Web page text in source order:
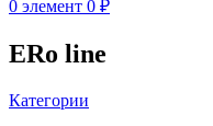
0 элемент 0 ₽
ERo line
Категории